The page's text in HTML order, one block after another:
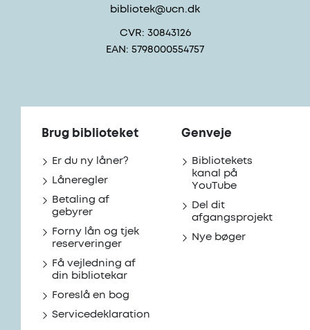
bibliotek@ucn.dk
CVR: 30843126
EAN: 5798000554757
Brug biblioteket
Er du ny låner?
Låneregler
Betaling af
gebyrer
Forny lån og tjek
reserveringer
Få vejledning af
din bibliotekar
Foreslå en bog
Servicedeklaration
Genveje
Bibliotekets
kanal på
YouTube
Del dit
afgangsprojekt
Nye bøger